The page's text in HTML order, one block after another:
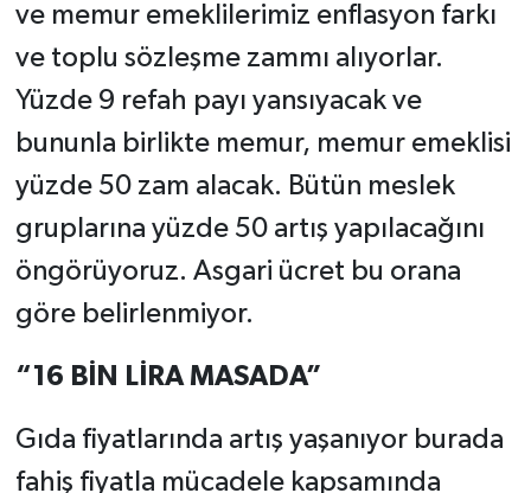
ve memur emeklilerimiz enflasyon farkı
ve toplu sözleşme zammı alıyorlar.
Yüzde 9 refah payı yansıyacak ve
bununla birlikte memur, memur emeklisi
yüzde 50 zam alacak. Bütün meslek
gruplarına yüzde 50 artış yapılacağını
öngörüyoruz. Asgari ücret bu orana
göre belirlenmiyor.
“16 BİN LİRA MASADA”
Gıda fiyatlarında artış yaşanıyor burada
fahiş fiyatla mücadele kapsamında